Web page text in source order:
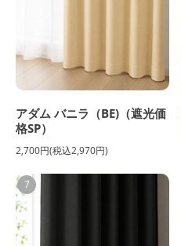
アダム バニラ（BE)（遮光価
格SP）
2,700円(税込2,970円)
7